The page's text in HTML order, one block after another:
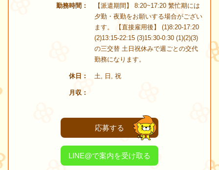
勤務時間
【派遣期間】 8:20~17:20 繁忙期には
夕勤・夜勤をお願いする場合がござい
ます。 【直接雇用後】 (1)8:20-17:20
(2)13:15-22:15 (3)15:30-0:30 (1)(2)(3)
の三交替 土日祝休みで週ごとの交代
勤務になります。
休日 土, 日, 祝
月収
応募する
LINE@で案内を受け取る